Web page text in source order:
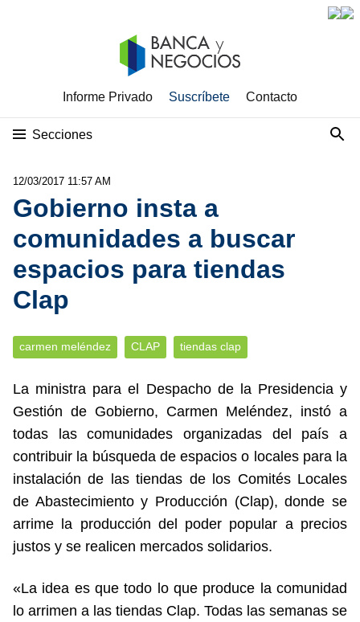
Informe Privado Suscríbete Contacto
Secciones
12/03/2017 11:57 AM
Gobierno insta a
comunidades a buscar
espacios para tiendas
Clap
carmen meléndez CLAP tiendas clap
La ministra para el Despacho de la Presidencia y
Gestión de Gobierno, Carmen Meléndez, instó a
todas las comunidades organizadas del país a
contribuir la búsqueda de espacios o locales para la
instalación de las tiendas de los Comités Locales
de Abastecimiento y Producción (Clap), donde se
arrime la producción del poder popular a precios
justos y se realicen mercados solidarios.
«La idea es que todo lo que produce la comunidad
lo arrimen a las tiendas Clap. Todas las semanas se